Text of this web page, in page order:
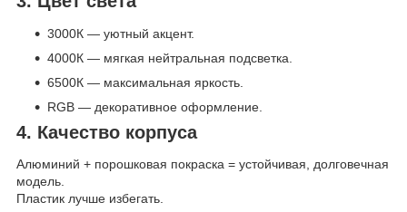
3000К — уютный акцент.
4000К — мягкая нейтральная подсветка.
6500К — максимальная яркость.
RGB — декоративное оформление.
4. Качество корпуса
Алюминий + порошковая покраска = устойчивая, долговечная
модель.
Пластик лучше избегать.